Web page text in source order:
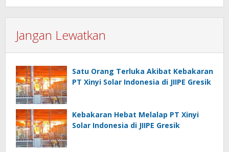
Jangan Lewatkan
Satu Orang Terluka Akibat Kebakaran
PT Xinyi Solar Indonesia di JIIPE Gresik
Kebakaran Hebat Melalap PT Xinyi
Solar Indonesia di JIIPE Gresik